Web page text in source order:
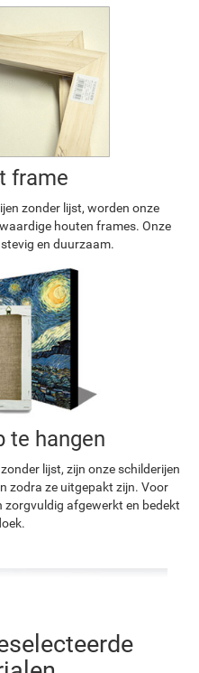
frame
zonder lijst, worden onze
houten frames. Onze
en duurzaam.
te hangen
lijst, zijn onze schilderijen
zodra ze uitgepakt zijn. Voor
zorgvuldig afgewerkt en bedekt